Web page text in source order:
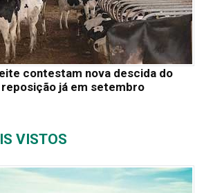
contestam nova descida do
já em setembro
VISTOS